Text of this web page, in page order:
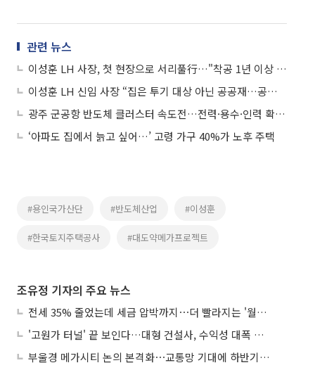
관련 뉴스
이성훈 LH 사장, 첫 현장으로 서리풀行…"착공 1년 이상 앞당겨라"
이성훈 LH 신임 사장 “집은 투기 대상 아닌 공공재…공급 속도 높일 것”
광주 군공항 반도체 클러스터 속도전…전력·용수·인력 확보가 관건
‘아파도 집에서 늙고 싶어…’ 고령 가구 40%가 노후 주택
#용인국가산단 #반도체산업 #이성훈
#한국토지주택공사 #대도약메가프로젝트
조유정 기자의 주요 뉴스
전세 35% 줄었는데 세금 압박까지⋯더 빨라지는 '월세화'
'고원가 터널' 끝 보인다…대형 건설사, 수익성 대폭 개선
부울경 메가시티 논의 본격화⋯교통망 기대에 하반기 분양시장 '주목'